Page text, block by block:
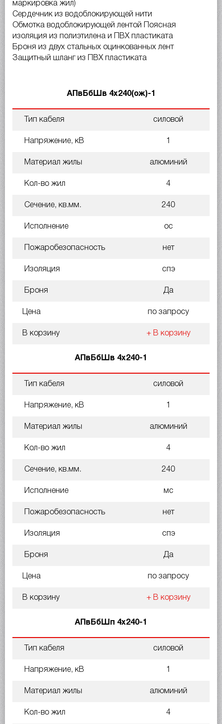
маркировка жил)
Сердечник из водоблокирующей нити
Обмотка водоблокирующей лентой Поясная
изоляция из полиэтилена и ПВХ пластиката
Броня из двух стальных оцинкованных лент
Защитный шланг из ПВХ пластиката
АПвБбШв 4х240(ож)-1
Тип кабеля силовой
Напряжение, кВ 1
Материал жилы алюминий
Кол-во жил 4
Сечение, кв.мм. 240
Исполнение ос
Пожаробезопасность нет
Изоляция спэ
Броня Да
Цена по запросу
В корзину + В корзину
АПвБбШв 4х240-1
Тип кабеля силовой
Напряжение, кВ 1
Материал жилы алюминий
Кол-во жил 4
Сечение, кв.мм. 240
Исполнение мс
Пожаробезопасность нет
Изоляция спэ
Броня Да
Цена по запросу
В корзину + В корзину
АПвБбШп 4х240-1
Тип кабеля силовой
Напряжение, кВ 1
Материал жилы алюминий
Кол-во жил 4